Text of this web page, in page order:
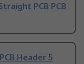
PCB PCB
Header 5